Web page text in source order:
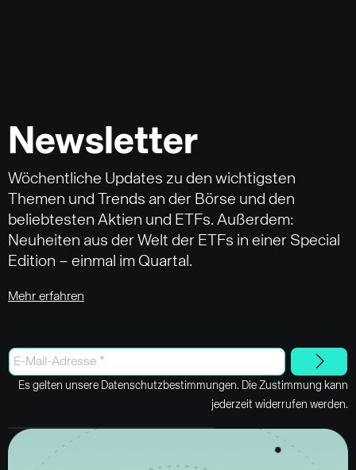
Newsletter
Wöchentliche Updates zu den wichtigsten
Themen und Trends an der Börse und den
beliebtesten Aktien und ETFs. Außerdem:
Neuheiten aus der Welt der ETFs in einer Special
Edition – einmal im Quartal.
Mehr erfahren
Es gelten unsere Datenschutzbestimmungen. Die Zustimmung kann
jederzeit widerrufen werden.